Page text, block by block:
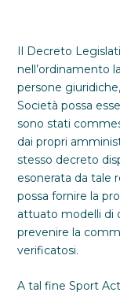
Il Decreto
nell’ordinamento
persone
Società possa
sono stati
dai propri
stesso decreto
esonerata da tale
possa fornire la
attuato modelli di
prevenire la
verificatosi.
A tal fine Sport